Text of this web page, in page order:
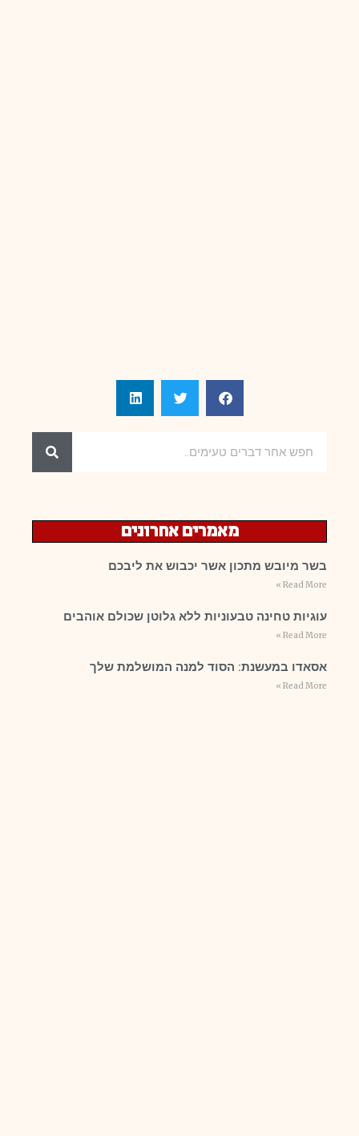
מאמרים אחרונים
בשר מיובש מתכון אשר יכבוש את ליבכם
Read More »
עוגיות טחינה טבעוניות ללא גלוטן שכולם אוהבים
Read More »
אסאדו במעשנת: הסוד למנה המושלמת שלך
Read More »